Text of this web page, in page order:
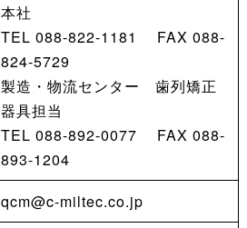
本社
TEL 088-822-1181 FAX 088-
824-5729
製造・物流センター 歯列矯正
器具担当
TEL 088-892-0077 FAX 088-
893-1204
qcm@c-miltec.co.jp